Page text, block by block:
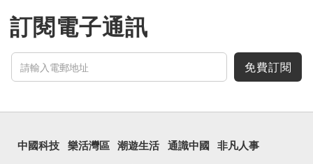
訂閱電子通訊
免費訂閱
中國科技 樂活灣區 潮遊生活 通識中國 非凡人事